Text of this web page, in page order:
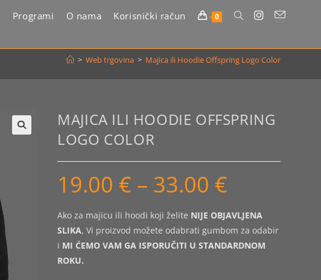
Programi O nama Korisnički račun 0 Uključi/isključi
pretragu
web-
stranice
> Web trgovina > Majica ili Hoodie Offspring Logo Color
MAJICA ILI HOODIE OFFSPRING
LOGO COLOR
19.00 € – 33.00 €
do
33.00 €
Ako za majicu ili hoodi koji želite NIJE OBJAVLJENA
SLIKA, Vi proizvod možete odabrati gumbom za odabir
i MI ĆEMO VAM GA ISPORUČITI U STANDARDNOM
ROKU.